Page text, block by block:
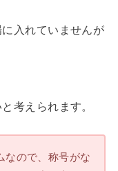
入れていませんが
考えられます。
なので、称号がな